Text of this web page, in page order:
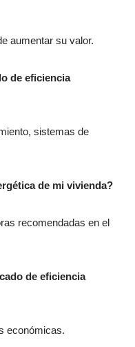
aumentar su valor.
de eficiencia
sistemas de
de mi vivienda?
recomendadas en el
de eficiencia
económicas.